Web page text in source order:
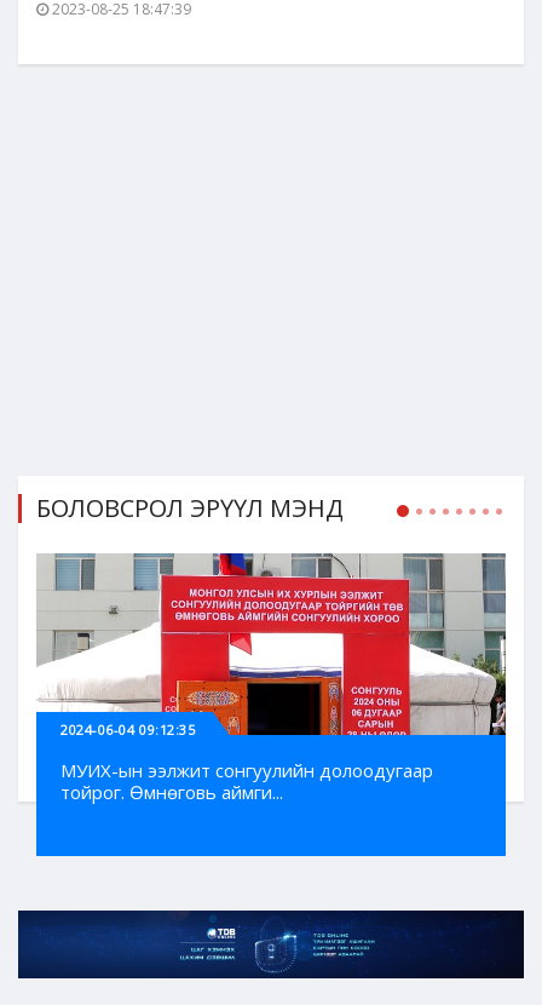
2023-08-25 18:47:39
БОЛОВСРОЛ ЭРҮҮЛ МЭНД
2024-06-04 09:12:35
МУИХ-ын ээлжит сонгуулийн долоодугаар
тойрог. Өмнөговь аймги...